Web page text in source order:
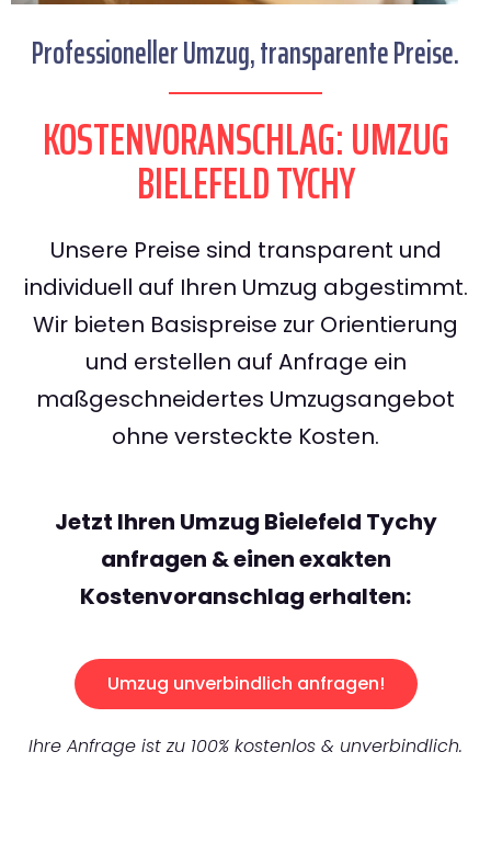
Professioneller Umzug, transparente Preise.
KOSTENVORANSCHLAG: UMZUG
BIELEFELD TYCHY
Unsere Preise sind transparent und
individuell auf Ihren Umzug abgestimmt.
Wir bieten Basispreise zur Orientierung
und erstellen auf Anfrage ein
maßgeschneidertes Umzugsangebot
ohne versteckte Kosten.
Jetzt Ihren Umzug Bielefeld Tychy
anfragen & einen exakten
Kostenvoranschlag erhalten:
Umzug unverbindlich anfragen!
Ihre Anfrage ist zu 100% kostenlos & unverbindlich.